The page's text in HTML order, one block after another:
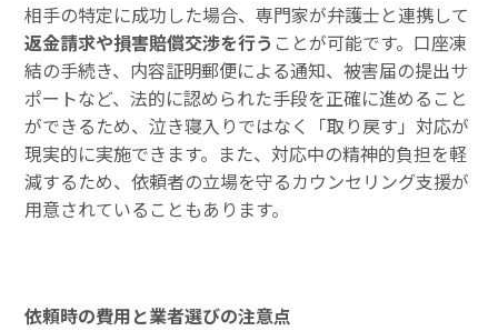
相手の特定に成功した場合、専門家が弁護士と連携して
返金請求や損害賠償交渉を行う ことが可能です。口座凍
結の手続き、内容証明郵便による通知、被害届の提出サ
ポートなど、法的に認められた手段を正確に進めること
ができるため、泣き寝入りではなく「取り戻す」対応が
現実的に実施できます。また、対応中の精神的負担を軽
減するため、依頼者の立場を守るカウンセリング支援が
用意されていることもあります。
依頼時の費用と業者選びの注意点